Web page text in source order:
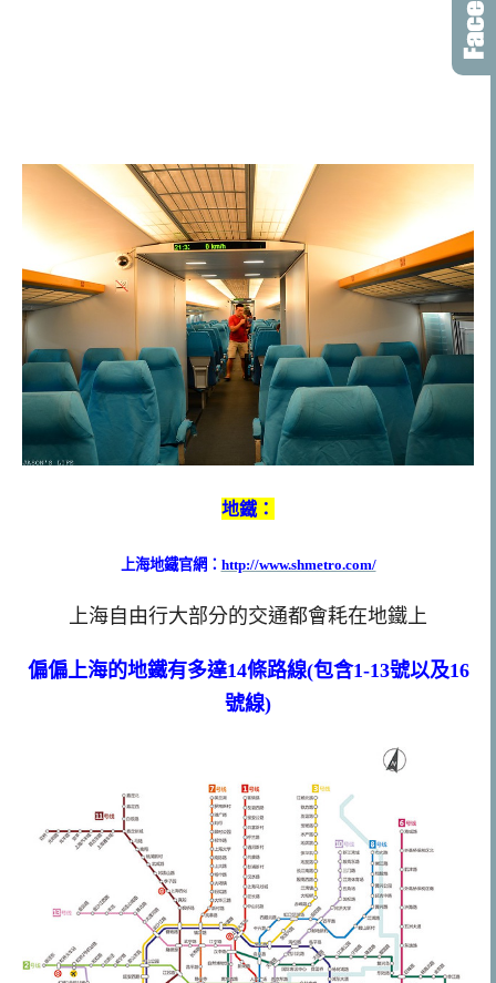
地鐵：
上海地鐵官網： http://www.shmetro.com/
上海自由行大部分的交通都會耗在地鐵上
偏偏上海的地鐵有多達14條路線(包含1-13號以及16
號線)